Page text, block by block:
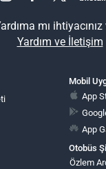
mı ihtiyacınız
Yardım ve İletişim
Mobil
App
App
Otobüs
Özlem